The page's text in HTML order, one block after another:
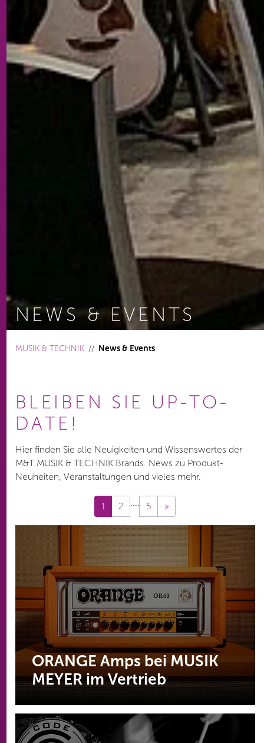
NEWS & EVENTS
MUSIK & TECHNIK
News & Events
BLEIBEN SIE UP-TO-
DATE!
Hier finden Sie alle Neuigkeiten und Wissenswertes der
M&T MUSIK & TECHNIK Brands. News zu Produkt-
Neuheiten, Veranstaltungen und vieles mehr.
1 2 .... 5 »
ORANGE Amps bei MUSIK
MEYER im Vertrieb